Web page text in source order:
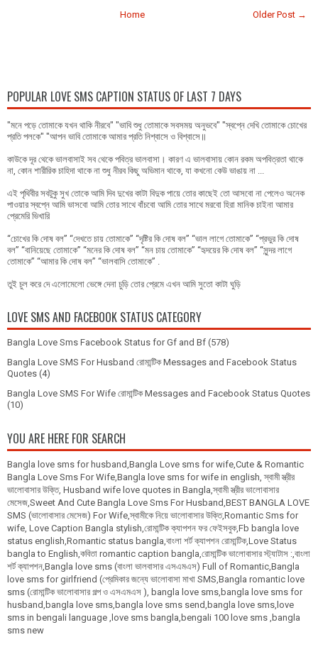
Older Post →
Home
POPULAR LOVE SMS CAPTION STATUS OF LAST 7 DAYS
"মনে পড়ে তোমাকে যখন থাকি নীরবে" "ভাবি শুধু তোমাকে সবসময় অনুভবে" "স্বপ্নে দেখি তোমাকে চোখের
প্রতি পলকে" "আপন ভাবি তোমাকে আমার প্রতি নিশ্বাসে ও বিশ্বাসে॥
কাউকে দূর থেকে ভালবাসাই সব থেকে পবিত্র ভালবাসা। কারণ এ ভালবাসায় কোন রকম অপবিত্রতা থাকে
না, কোন শারীরিক চাহিদা থাকে না শুধু নীরব কিছু অভিমান থাকে, যা কখনো কেউ ভাঙায় না ...
এই পৃথিবীর সবটুকু সুখ তোকে আমি দিব দুখের কাটা বিদুক পায়ে তোর কাছেই তো আসবো না পেলেও অনেক
পাওয়ার স্বপ্নে আমি ভাসবো আমি তোর সাথে বাঁচবো আমি তোর সাথে মরবো হিরা মানিক চাইনা আমার
প্রেমেরি ভিখারি
“চোখের কি দোষ বল” “দেখতে চায় তোমাকে” “দৃষ্টির কি দোষ বল” “ভাল লাগে তোমাকে” “প্রভুর কি দোষ
বল” “বানিয়েছে তোমাকে” “মনের কি দোষ বল” “মন চায় তোমাকে” “হৃদয়ের কি দোষ বল” “সুন্দর লাগে
তোমাকে” “আমার কি দোষ বল” “ভালবাসি তোমাকে” .
তুই চুল করে দে এলোমেলো ভেঙ্গে দেনা চুড়ি তোর প্রেমে এখন আমি সুতো কাটা ঘুড়ি
LOVE SMS AND FACEBOOK STATUS CATEGORY
Bangla Love Sms Facebook Status for Gf and Bf (578)
Bangla Love SMS For Husband রোমান্টিক Messages and Facebook Status
Quotes (4)
Bangla Love SMS For Wife রোমান্টিক Messages and Facebook Status Quotes
(10)
YOU ARE HERE FOR SEARCH
Bangla love sms for husband,Bangla Love sms for wife,Cute & Romantic
Bangla Love Sms For Wife,Bangla love sms for wife in english, স্বামী স্ত্রীর
ভালোবাসার উক্তি, Husband wife love quotes in Bangla,স্বামী স্ত্রীর ভালোবাসার
মেসেজ,Sweet And Cute Bangla Love Sms For Husband,BEST BANGLA LOVE
SMS (ভালোবাসার মেসেজ) For Wife,স্বামীকে নিয়ে ভালোবাসার উক্তি,Romantic Sms for
wife, Love Caption Bangla stylish,রোমান্টিক ক্যাপশন ফর ফেইসবুক,Fb bangla love
status english,Romantic status bangla,বাংলা শর্ট ক্যাপশন রোমান্টিক,Love Status
bangla to English,কবিতা romantic caption bangla,রোমান্টিক ভালোবাসার স্ট্যাটাস :,বাংলা
শর্ট ক্যাপশন,Bangla love sms (বাংলা ভালবাসার এসএমএস) Full of Romantic,Bangla
love sms for girlfriend (প্রেমিকার জন্যে ভালোবাসা মাখা SMS,Bangla romantic love
sms (রোমান্টিক ভালোবাসার গল্প ও এসএমএস ), bangla love sms,bangla love sms for
husband,bangla love sms,bangla love sms send,bangla love sms,love
sms in bengali language ,love sms bangla,bengali 100 love sms ,bangla
sms new